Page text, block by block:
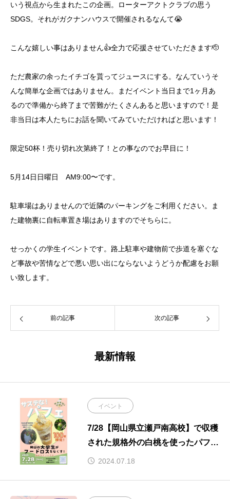
いう視点から生まれたこの企画。ローターアクトクラブの思う
SDGS。それがガクナンハウスで開催されるなんて😭
こんな嬉しい事はありません👍全力で応援させていただきます🫡
ただ農家の余ったイチゴを貰ってジュースにする。なんていうそ
んな簡単な企画ではありません。まだイベント当日まで1ヶ月あ
るので準備から終了まで苦難がたくさんあると思いますので！是
非当日は本人たちにお話を聞いてみていただければと思います！
限定50杯！売り切れ次第終了！との事なのでお早目に！
5月14日日曜日 AM9:00〜です。
駐車場はありませんので近隣のパーキングをご利用ください。ま
た建物裏に自転車置き場はありますのでそちらに。
せっかくの学生イベントです。路上駐車や建物前で歩道を塞ぐな
ど事故や苦情などで悪い思い出にならないようどうか配慮をお願
い致します。
前の記事 次の記事
最新情報
イベント
7/28【岡山県立瀬戸南高校】で収穫
された規格外の白桃を使ったパフェ
を100食限定で販売
2024.07.18